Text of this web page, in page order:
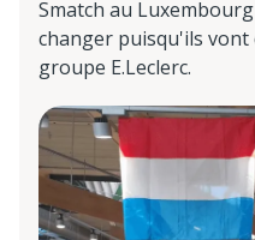
Smatch au
changer puisqu'ils
groupe E.Leclerc.